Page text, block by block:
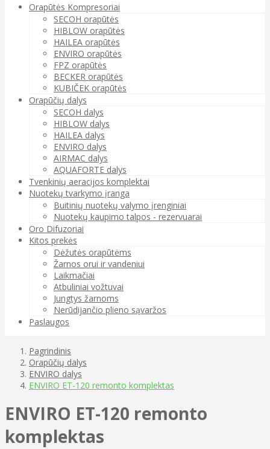
Orapūtės Kompresoriai
SECOH orapūtės
HIBLOW orapūtės
HAILEA orapūtės
ENVIRO orapūtės
FPZ orapūtės
BECKER orapūtės
KUBIČEK orapūtės
Orapūčių dalys
SECOH dalys
HIBLOW dalys
HAILEA dalys
ENVIRO dalys
AIRMAC dalys
AQUAFORTE dalys
Tvenkinių aeracijos komplektai
Nuotekų tvarkymo įranga
Buitinių nuotekų valymo įrenginiai
Nuotekų kaupimo talpos - rezervuarai
Oro Difuzoriai
Kitos prekės
Dėžutės orapūtėms
Žarnos orui ir vandeniui
Laikmačiai
Atbuliniai vožtuvai
Jungtys žarnoms
Nerūdijančio plieno sąvaržos
Paslaugos
Pagrindinis
Orapūčių dalys
ENVIRO dalys
ENVIRO ET-120 remonto komplektas
ENVIRO ET-120 remonto
komplektas